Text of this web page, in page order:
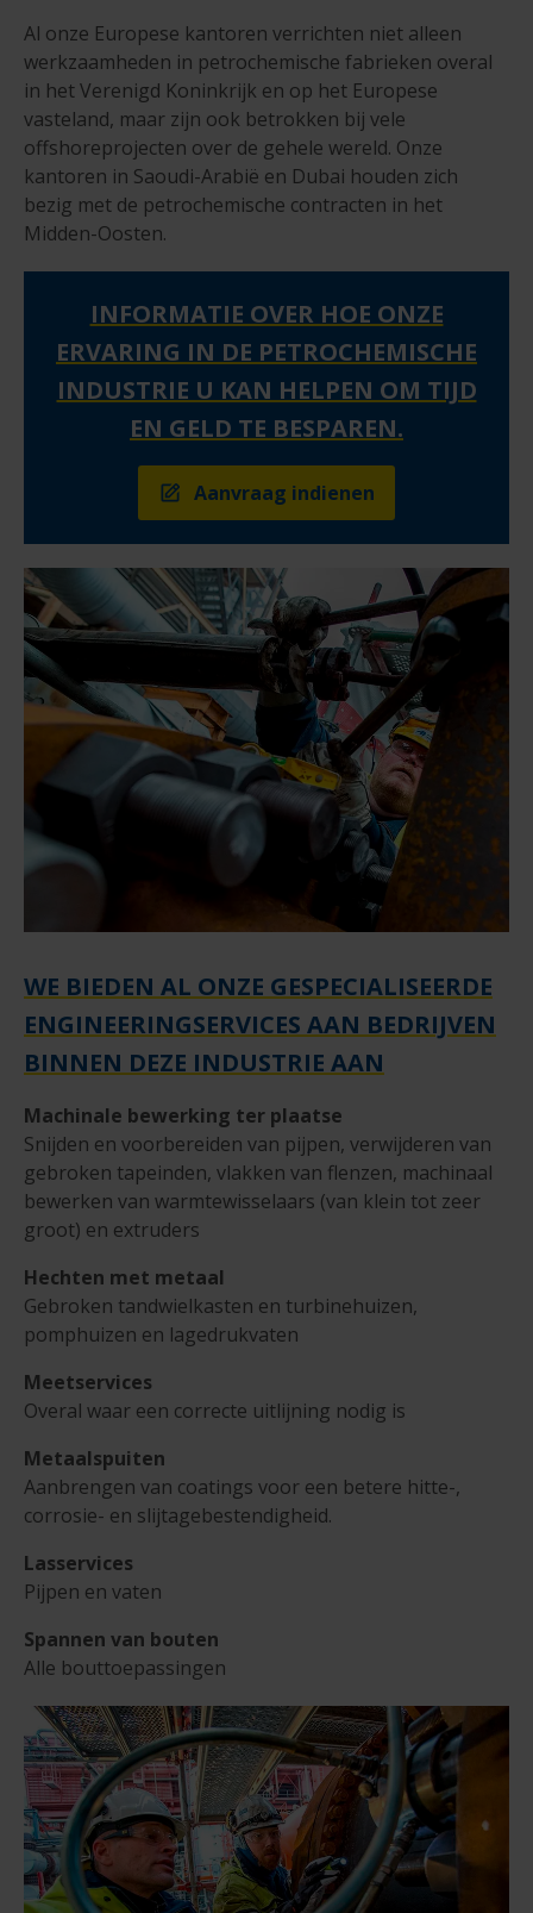
Al onze Europese kantoren verrichten niet alleen
werkzaamheden in petrochemische fabrieken overal
in het Verenigd Koninkrijk en op het Europese
vasteland, maar zijn ook betrokken bij vele
offshoreprojecten over de gehele wereld. Onze
kantoren in Saoudi-Arabië en Dubai houden zich
bezig met de petrochemische contracten in het
Midden-Oosten.
INFORMATIE OVER HOE ONZE
ERVARING IN DE PETROCHEMISCHE
INDUSTRIE U KAN HELPEN OM TIJD
EN GELD TE BESPAREN.
Aanvraag indienen
WE BIEDEN AL ONZE GESPECIALISEERDE
ENGINEERINGSERVICES AAN BEDRIJVEN
BINNEN DEZE INDUSTRIE AAN
Machinale bewerking ter plaatse
Snijden en voorbereiden van pijpen, verwijderen van
gebroken tapeinden, vlakken van flenzen, machinaal
bewerken van warmtewisselaars (van klein tot zeer
groot) en extruders
Hechten met metaal
Gebroken tandwielkasten en turbinehuizen,
pomphuizen en lagedrukvaten
Meetservices
Overal waar een correcte uitlijning nodig is
Metaalspuiten
Aanbrengen van coatings voor een betere hitte-,
corrosie- en slijtagebestendigheid.
Lasservices
Pijpen en vaten
Spannen van bouten
Alle bouttoepassingen